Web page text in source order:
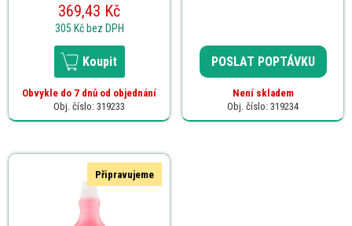
369,43 Kč
305 Kč bez DPH
Koupit
Obvykle do 7 dnů od objednání
Obj. číslo: 319233
POSLAT POPTÁVKU
Není skladem
Obj. číslo: 319234
Připravujeme